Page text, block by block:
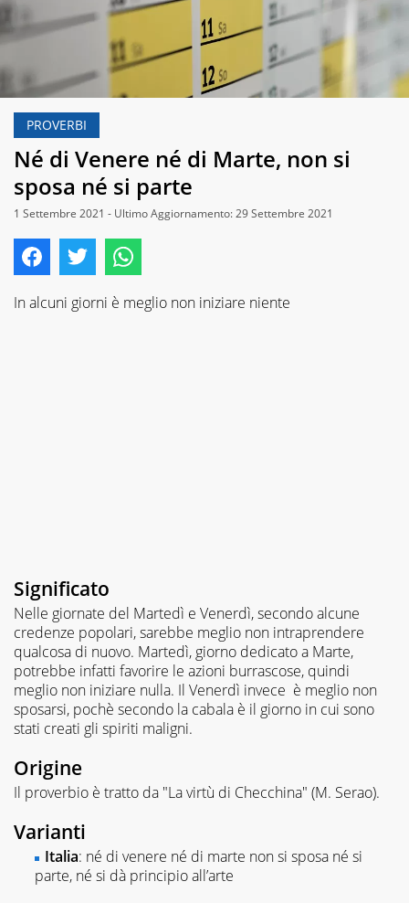
PROVERBI
Né di Venere né di Marte, non si
sposa né si parte
1 Settembre 2021 - Ultimo Aggiornamento: 29 Settembre 2021
In alcuni giorni è meglio non iniziare niente
Significato
Nelle giornate del Martedì e Venerdì, secondo alcune
credenze popolari, sarebbe meglio non intraprendere
qualcosa di nuovo. Martedì, giorno dedicato a Marte,
potrebbe infatti favorire le azioni burrascose, quindi
meglio non iniziare nulla. Il Venerdì invece è meglio non
sposarsi, pochè secondo la cabala è il giorno in cui sono
stati creati gli spiriti maligni.
Origine
Il proverbio è tratto da "La virtù di Checchina" (M. Serao).
Varianti
Italia: né di venere né di marte non si sposa né si
parte, né si dà principio all’arte